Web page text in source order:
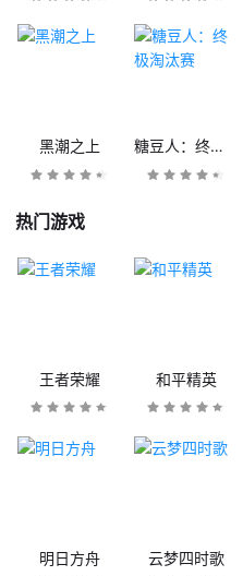
黑潮之上 糖豆人：终极淘汰赛
热门游戏
王者荣耀 和平精英
明日方舟 云梦四时歌